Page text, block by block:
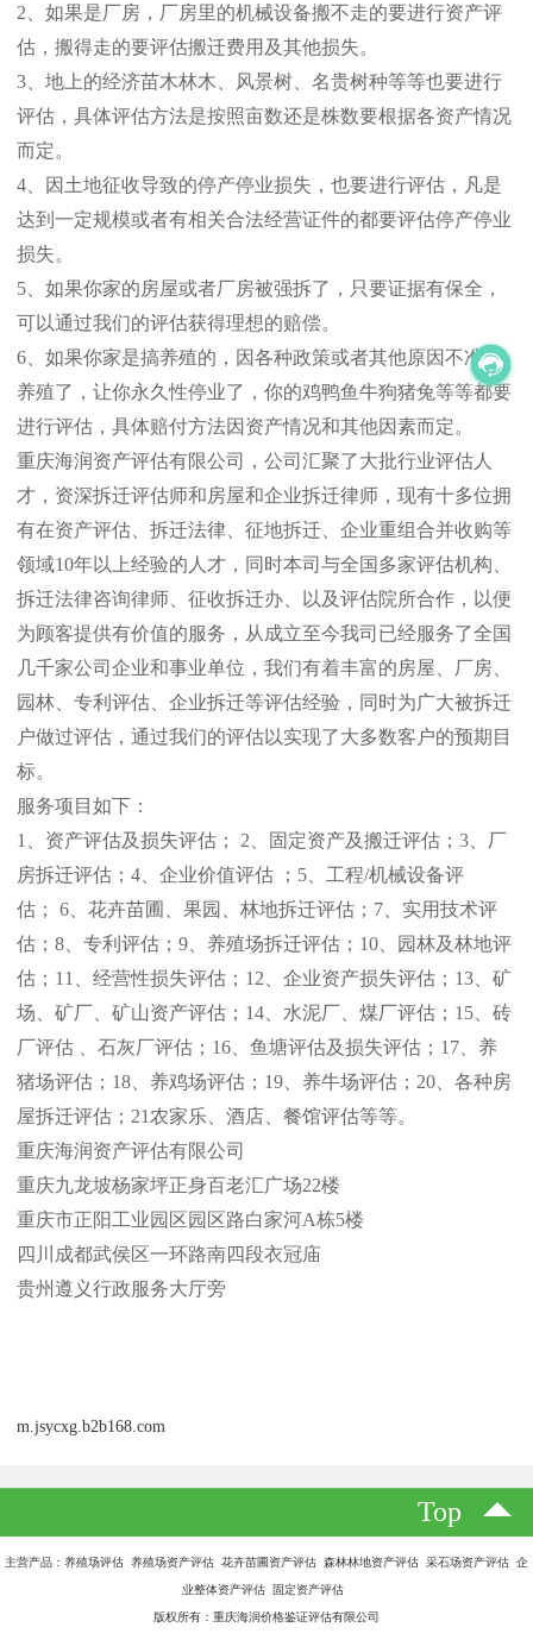
2 、如果是厂房，厂房里的机械设备搬不走的要进行资产评
估，搬得走的要评估搬迁费用及其他损失。
3 、地上的经济苗木林木、风景树、名贵树种等等也要进行
评估，具体评估方法是按照亩数还是株数要根据各资产情况
而定。
4 、因土地征收导致的停产停业损失，也要进行评估，凡是
达到一定规模或者有相关合法经营证件的都要评估停产停业
损失。
5 、如果你家的房屋或者厂房被强拆了，只要证据有保全，
可以通过我们的评估获得理想的赔偿。
6 、如果你家是搞养殖的，因各种政策或者其他原因不准搞
养殖了，让你永久性停业了，你的鸡鸭鱼牛狗猪兔等等都要
进行评估，具体赔付方法因资产情况和其他因素而定。
重庆海润资产评估有限公司，公司汇聚了大批行业评估人
才，资深拆迁评估师和房屋和企业拆迁律师，现有十多位拥
有在资产评估、拆迁法律、征地拆迁、企业重组合并收购等
领域10年以上经验的人才，同时本司与全国多家评估机构、
拆迁法律咨询律师、征收拆迁办、以及评估院所合作，以便
为顾客提供有价值的服务，从成立至今我司已经服务了全国
几千家公司企业和事业单位，我们有着丰富的房屋、厂房、
园林、专利评估、企业拆迁等评估经验，同时为广大被拆迁
户做过评估，通过我们的评估以实现了大多数客户的预期目
标。
服务项目如下：
1
、资产评估及损失评估； 2 、固定资产及搬迁评估；3 、厂
房拆迁评估；4 、企业价值评估 ； 5 、工程/机械设备评
估；
6 、花卉苗圃、果园、林地拆迁评估； 7 、实用技术评
估；8 、专利评估；9 、养殖场拆迁评估； 10 、园林及林地评
估； 11 、经营性损失评估； 12 、企业资产损失评估； 13 、矿
场、矿厂、矿山资产评估； 14 、水泥厂、煤厂评估； 15 、砖
厂评估
、石灰厂评估； 16 、鱼塘评估及损失评估； 17 、养
猪场评估； 18 、养鸡场评估； 19 、养牛场评估； 20 、各种房
屋拆迁评估； 21 农家乐、酒店、餐馆评估等等。
重庆海润资产评估有限公司
重庆九龙坡杨家坪正身百老汇广场22楼
重庆市正阳工业园区园区路白家河A栋5楼
四川成都武侯区一环路南四段衣冠庙
贵州遵义行政服务大厅旁
m.jsycxg.b2b168.com
Top
主营产品：养殖场评估 养殖场资产评估 花卉苗圃资产评估 森林林地资产评估 采石场资产评估 企
业整体资产评估 固定资产评估
版权所有：重庆海润价格鉴证评估有限公司